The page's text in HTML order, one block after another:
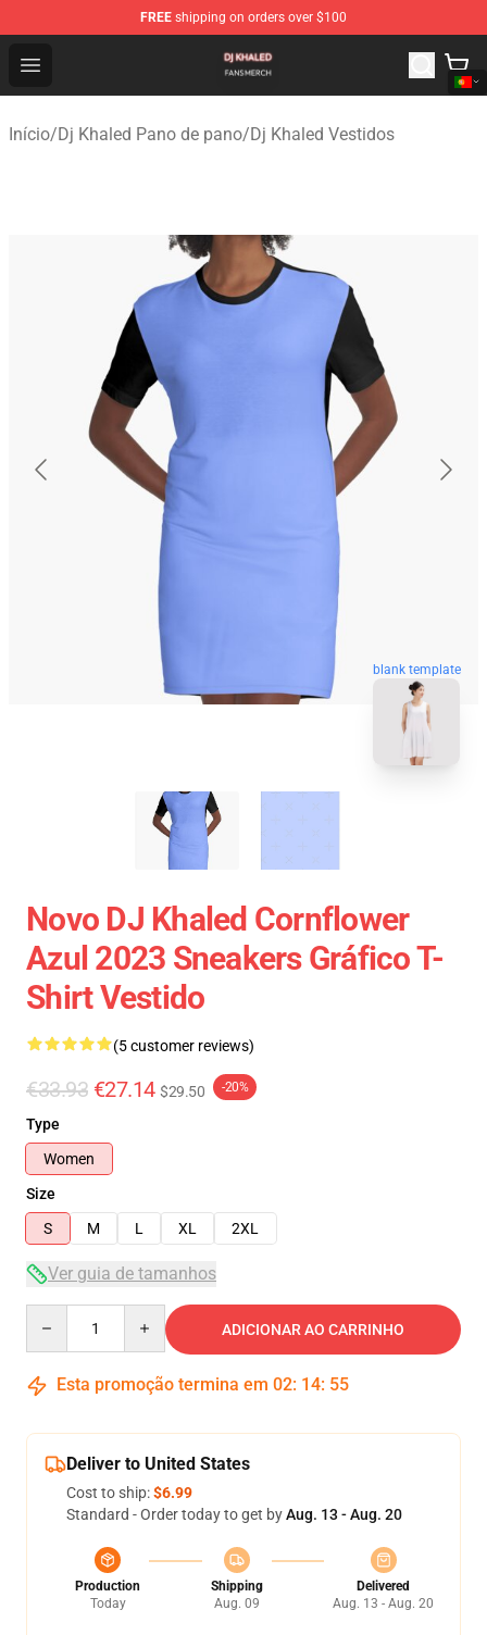
FREE shipping on orders over $100
Open menu
Dj Khaled Shop - Official Dj Khaled Merchandise Store
Início/Dj Khaled Pano de pano/Dj Khaled Vestidos
blank template
Novo DJ Khaled Cornflower
Azul 2023 Sneakers Gráfico T-
Shirt Vestido
(5 customer reviews)
€33.93 €27.14 $29.50 -20%
Type
Women
Size
S
M L XL 2XL
Ver guia de tamanhos
ADICIONAR AO CARRINHO
Esta promoção termina em 02: 14: 54
Deliver to United States
Cost to ship:$6.99
Standard - Order today to get byAug. 13 - Aug. 20
Production
Today
Shipping
Aug. 09
Delivered
Aug. 13 - Aug. 20